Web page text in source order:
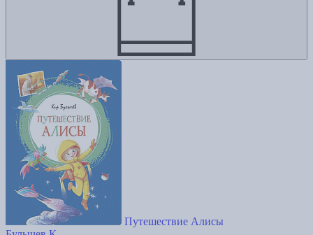
Путешествие Алисы